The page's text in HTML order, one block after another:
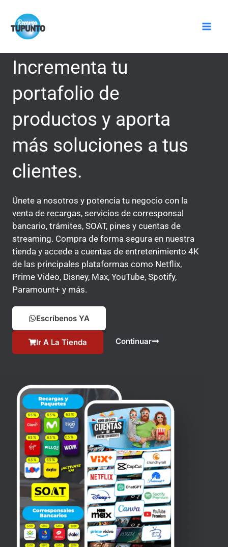
contenido
Incrementa tu
portafolio de
productos y aporta
más soluciones a tus
clientes.
Únete a nosotros y potencia tu negocio con la
venta de recargas, servicios de corresponsal
bancario, trámites, SOAT, pines y cuentas de
streaming. Compra de forma segura en nuestra
tienda y accede a cuentas de entretenimiento 4K
de las principales plataformas como Netflix,
Prime Video, Disney, Max, YouTube, Spotify,
Paramount+ y más.
Escríbenos YA
Ir A La Tienda Continuar